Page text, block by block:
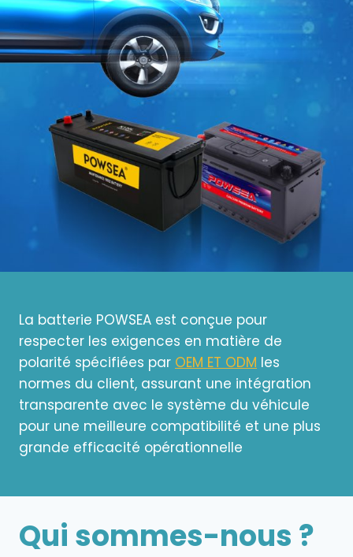
La batterie POWSEA est conçue pour
respecter les exigences en matière de
polarité spécifiées par OEM ET ODM les
normes du client, assurant une intégration
transparente avec le système du véhicule
pour une meilleure compatibilité et une plus
grande efficacité opérationnelle
Qui sommes-nous ?